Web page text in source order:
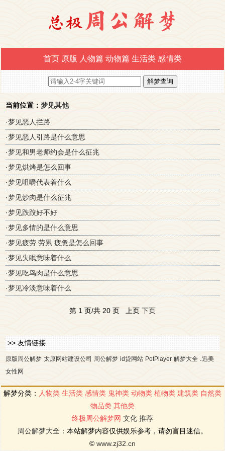
首页 原版 人物篇 动物篇 生活类 感情类
当前位置： 梦见其他
·梦见恶人拦路
·梦见恶人引路是什么意思
·梦见和男老师约会是什么征兆
·梦见烘烤是怎么回事
·梦见咀嚼代表着什么
·梦见炒肉是什么征兆
·梦见跌跤好不好
·梦见多情的是什么意思
·梦见疲劳 劳累 疲惫是怎么回事
·梦见失眠意味着什么
·梦见吃鸟肉是什么意思
·梦见冷淡意味着什么
第 1 页/共 20 页 上页 下页
>> 友情链接
原版周公解梦 太原网站建设公司 周公解梦 id贷网站 PotPlayer 解梦大全
迅美
女性网
解梦分类： 人物类 生活类 感情类 鬼神类 动物类 植物类 建筑类 自然类
物品类 其他类
终极周公解梦网 文化 推荐
周公解梦大全 ：本站解梦内容仅供娱乐参考，请勿盲目迷信。
© www.zj32.cn